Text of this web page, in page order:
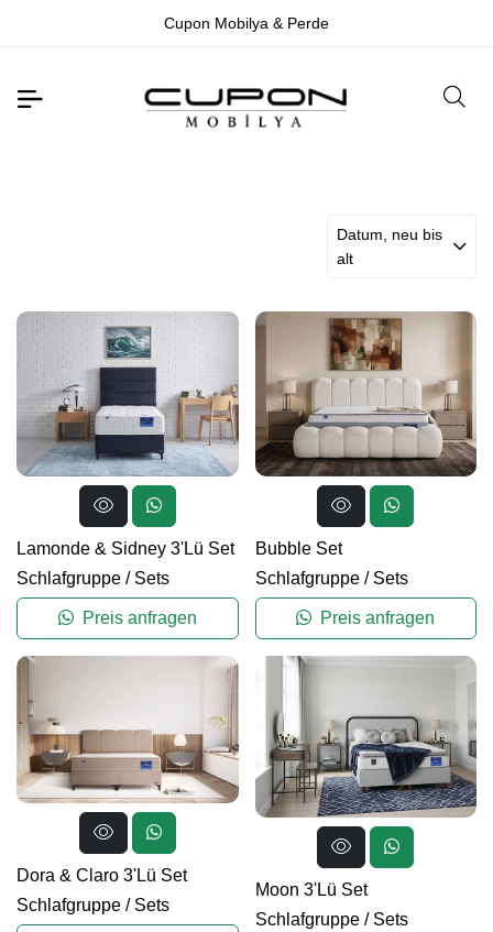
Datum, neu bis
alt
Lamonde & Sidney 3'Lü Set
Schlafgruppe / Sets
Preis anfragen
Bubble Set
Schlafgruppe/ Sets
Preis anfragen
Dora & Claro 3'Lü Set
Schlafgruppe / Sets
Moon 3'Lü Set
Schlafgruppe/ Sets